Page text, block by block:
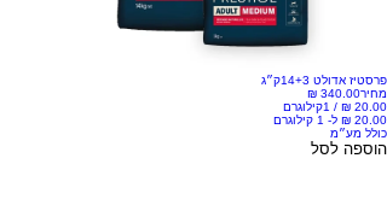
פרסטיז אדולט 14+3ק״ג
מחיר
/ 1קילוגרם
כולל מע״מ
הוספה לסל